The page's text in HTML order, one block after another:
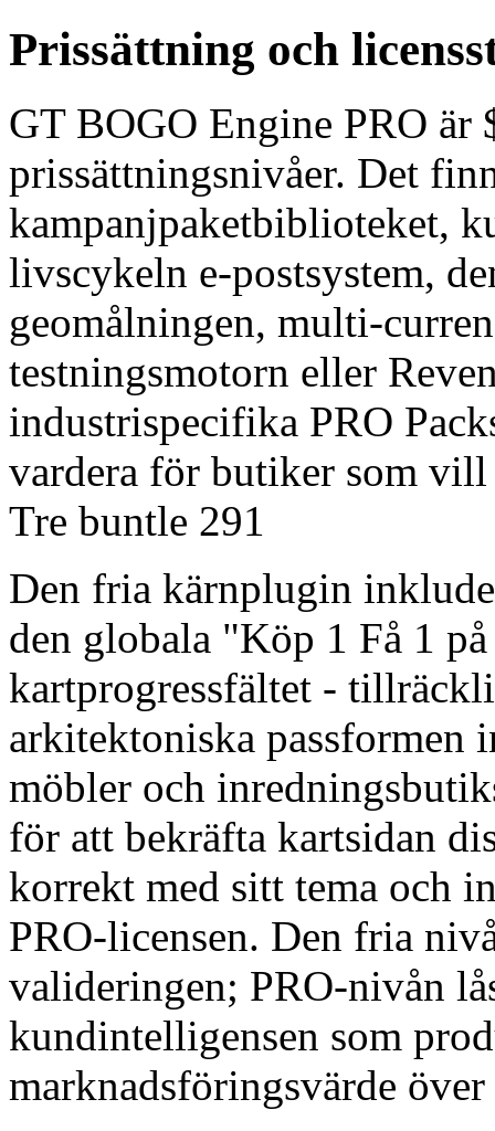
Prissättning och
GT BOGO Engine PRO är
prissättningsnivåer. Det
kampanjpaketbiblioteket,
livscykeln e-postsystem,
geomålningen, multi-
testningsmotorn eller
industrispecifika PRO
vardera för butiker som
Tre buntle 291
Den fria kärnplugin
den globala "Köp 1 Få 1
kartprogressfältet -
arkitektoniska passformen
möbler och
för att bekräfta kartsidan
korrekt med sitt tema och
PRO-licensen. Den fria
valideringen; PRO-nivån
kundintelligensen som
marknadsföringsvärde